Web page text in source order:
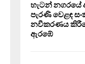
හැටන් නගරයේ
පැරණි වෙළඳ
නවීකරණය
ඇරඹේ